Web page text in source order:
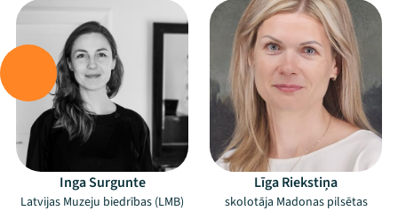
Inga Surgunte
Latvijas Muzeju biedrības (LMB)
Līga Riekstiņa
skolotāja Madonas pilsētas